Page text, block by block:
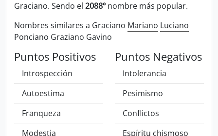
Graciano. Sendo el 2088º nombre más popular.
Nombres similares a Graciano Mariano Luciano
Ponciano Graziano Gavino
Puntos Positivos
Introspección
Autoestima
Franqueza
Modestia
Puntos Negativos
Intolerancia
Pesimismo
Conflictos
Espíritu chismoso